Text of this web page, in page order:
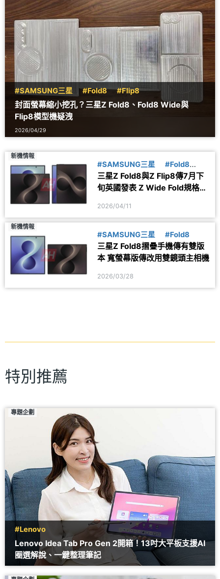
#SAMSUNG三星 #Fold8 #Flip8
封面螢幕縮小挖孔？三星Z Fold8、Fold8 Wide與
Flip8模型機疑洩
2026/04/29
新機情報
#SAMSUNG三星
#Fold8
#Flip8
三星Z Fold8與Z Flip8傳7月下
旬英國發表 Z Wide Fold規格疑
2026/04/11
新機情報
#SAMSUNG三星 #Fold8
三星Z Fold8摺疊手機傳有雙版
本 寬螢幕版傳改用雙鏡頭主相機
2026/03/28
特別推薦
專題企劃
#Lenovo
Lenovo Idea Tab Pro Gen 2開箱！13吋大平板支援AI
圈選解說、一鍵整理筆記